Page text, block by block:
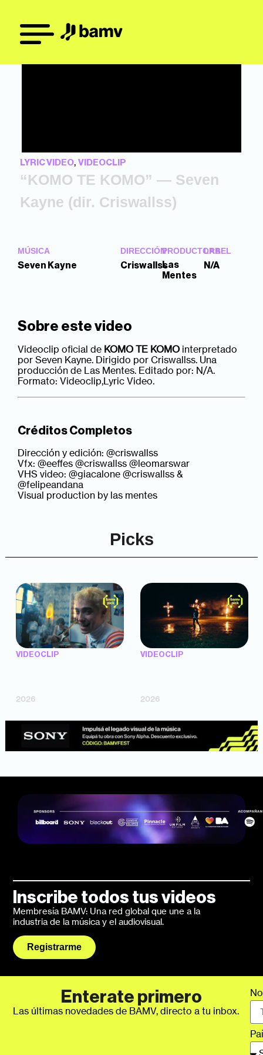
LYRIC VIDEO, VIDEOCLIP
“KOMO TE KOMO” — Seven
Kayne (dir. Criswallss)
MÚSICA
Seven Kayne
DIRECCIÓN
Criswallss
PRODUCTORA
Las
Mentes
LABEL
N/A
Sobre este video
Videoclip oficial de KOMO TE KOMO interpretado
por Seven Kayne. Dirigido por Criswallss. Una
producción de Las Mentes. Editado por: N/A.
Formato: Videoclip,Lyric Video.
Créditos Completos
Dirección y edición: @criswallss
Vfx: @eeffes @criswallss @leomarswar
VHS video: @giacalone @criswallss &
@felipeandana
Visual production by las mentes
Picks
VIDEOCLIP
2026
VIDEOCLIP
2026
Inscribe todos tus videos
Membresía BAMV: Una red global que une a la
industria de la música y el audiovisual.
Registrarme
Enterate primero
Las últimas novedades de BAMV, directo a tu inbox.